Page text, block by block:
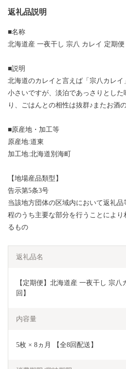
返礼品説明
■名称
北海道産 一夜干し 宗八 カレイ 定期
■説明
北海道のカレイと言えば「宗八カレ
小さいですが、淡泊であっさりとし
り、ごはんとの相性は抜群♪またお酒
■原産地・加工等
原産地:道東
加工地:北海道別海町
【地場産品類型】
告示第5条3号
当該地方団体の区域内において返礼
程のうち主要な部分を行うことによ
るもの
返礼品名
【定期便】北海道産 一夜干し 宗八
回】
内容量
5枚 × 8ヵ月 【全8回配送】